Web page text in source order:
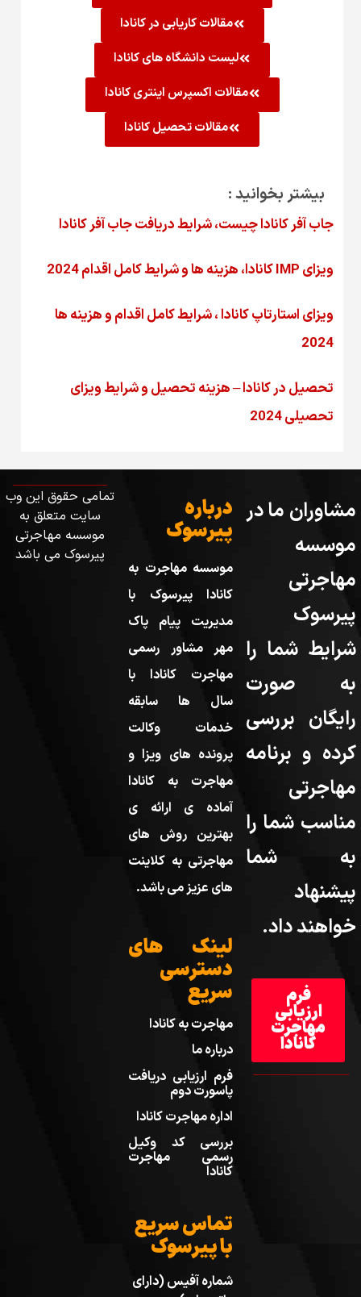
مقالات کاریابی در کانادا
لیست دانشگاه های کانادا
مقالات اکسپرس اینتری کانادا
مقالات تحصیل کانادا
بیشتر بخوانید :
جاب آفر کانادا چیست، شرایط دریافت جاب آفر کانادا
ویزای IMP کانادا، هزینه ها و شرایط کامل اقدام 2024
ویزای استارتاپ کانادا ، شرایط کامل اقدام و هزینه ها
2024
تحصیل در کانادا – هزینه‌ تحصیل و شرایط ویزای
تحصیلی 2024
مشاوران ما در
موسسه
مهاجرتی
پیرسوک
شرایط شما را
به صورت
رایگان بررسی
کرده و برنامه
مهاجرتی
مناسب شما را
به شما
پیشنهاد
خواهند داد.
فرم
ارزیابی
مهاجرت
کانادا
درباره
پیرسوک
موسسه مهاجرت به
کانادا پیرسوک با
مدیریت پیام پاک
مهر مشاور رسمی
مهاجرت کانادا با
سال ها سابقه
خدمات وکالت
پرونده های ویزا و
مهاجرت به کانادا
آماده ی ارائه ی
بهترین روش های
مهاجرتی به کلاینت
های عزیز می باشد.
لینک های
دسترسی
سریع
مهاجرت به کانادا
درباره ما
فرم ارزیابی دریافت
پاسورت دوم
اداره مهاجرت کانادا
بررسی کد وکیل
رسمی مهاجرت
کانادا
تماس سریع
با پیرسوک
شماره آفیس (دارای
تمامی حقوق این وب
سایت متعلق به
موسسه مهاجرتی
پیرسوک می باشد